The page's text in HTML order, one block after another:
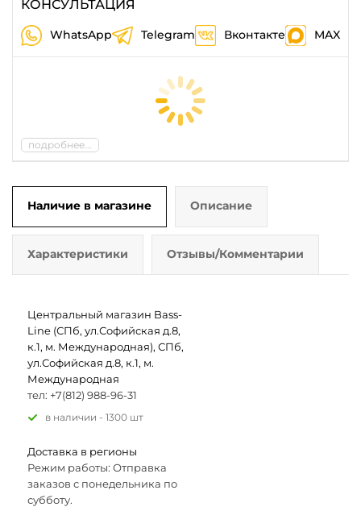
КОНСУЛЬТАЦИЯ
WhatsApp Telegram Вконтакте MAX
подробнее...
Наличие в магазине Описание
Характеристики Отзывы/Комментарии
Центральный магазин Bass-
Line (СПб, ул.Софийская д.8,
к.1, м. Международная), СПб,
ул.Софийская д.8, к.1, м.
Международная
тел: +7(812) 988-96-31
В наличии - 1300 шт
Доставка в регионы
Режим работы: Отправка
заказов с понедельника по
субботу.